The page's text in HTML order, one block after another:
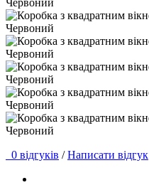
0 відгуків / Написати відгук